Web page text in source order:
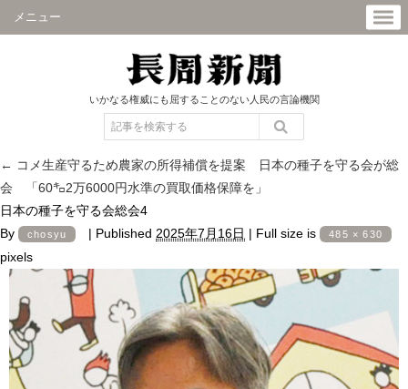
メニュー
いかなる権威にも屈することのない人民の言論機関
← コメ生産守るため農家の所得補償を提案 日本の種子を守る会が総
会 「60㌔2万6000円水準の買取価格保障を」
日本の種子を守る会総会4
By
chosyu | Published 2025年7月16日 | Full size is 485 × 630
pixels